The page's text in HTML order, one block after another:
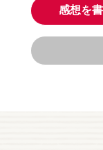
感想を書